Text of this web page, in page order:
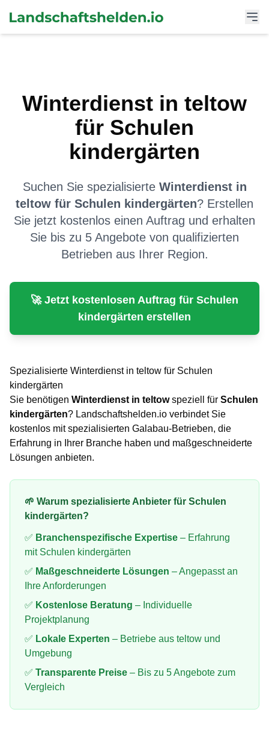
Winterdienst in teltow
für Schulen
kindergärten
Suchen Sie spezialisierte Winterdienstin
teltow für Schulen kindergärten? Erstellen
Sie jetzt kostenlos einen Auftrag und erhalten
Sie bis zu 5 Angebote von qualifizierten
Betrieben aus Ihrer Region.
🚀 Jetzt kostenlosen Auftrag für Schulen
kindergärten erstellen
Spezialisierte Winterdienstin teltow für Schulen
kindergärten
Sie benötigen Winterdienst in teltow speziell für Schulen
kindergärten? Landschaftshelden.io verbindet Sie
kostenlos mit spezialisierten Galabau-Betrieben, die
Erfahrung in Ihrer Branche haben und maßgeschneiderte
Lösungen anbieten.
🌱 Warum spezialisierte Anbieter für Schulen
kindergärten?
✅ Branchenspezifische Expertise – Erfahrung
mit Schulen kindergärten
✅ Maßgeschneiderte Lösungen – Angepasst an
Ihre Anforderungen
✅ Kostenlose Beratung – Individuelle
Projektplanung
✅ Lokale Experten – Betriebe aus teltow und
Umgebung
✅ Transparente Preise – Bis zu 5 Angebote zum
Vergleich